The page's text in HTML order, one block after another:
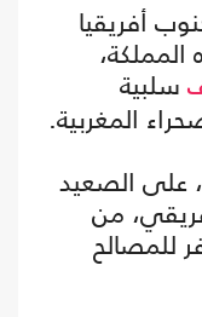
أفريقيا
المملكة،
سلبية
المغربية.
على الصعيد
من
للمصالح